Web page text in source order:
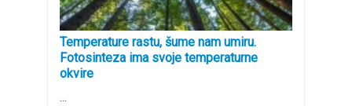
Temperature rastu, šume nam umiru.
Fotosinteza ima svoje temperaturne
okvire
...